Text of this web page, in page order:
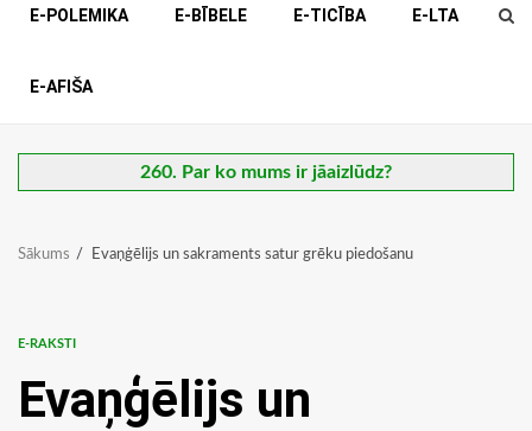
E-POLEMIKA E-BĪBELE E-TICĪBA E-LTA
E-AFIŠA
260. Par ko mums ir jāaizlūdz?
Sākums Evaņģēlijs un sakraments satur grēku piedošanu
E-RAKSTI
Evaņģēlijs un